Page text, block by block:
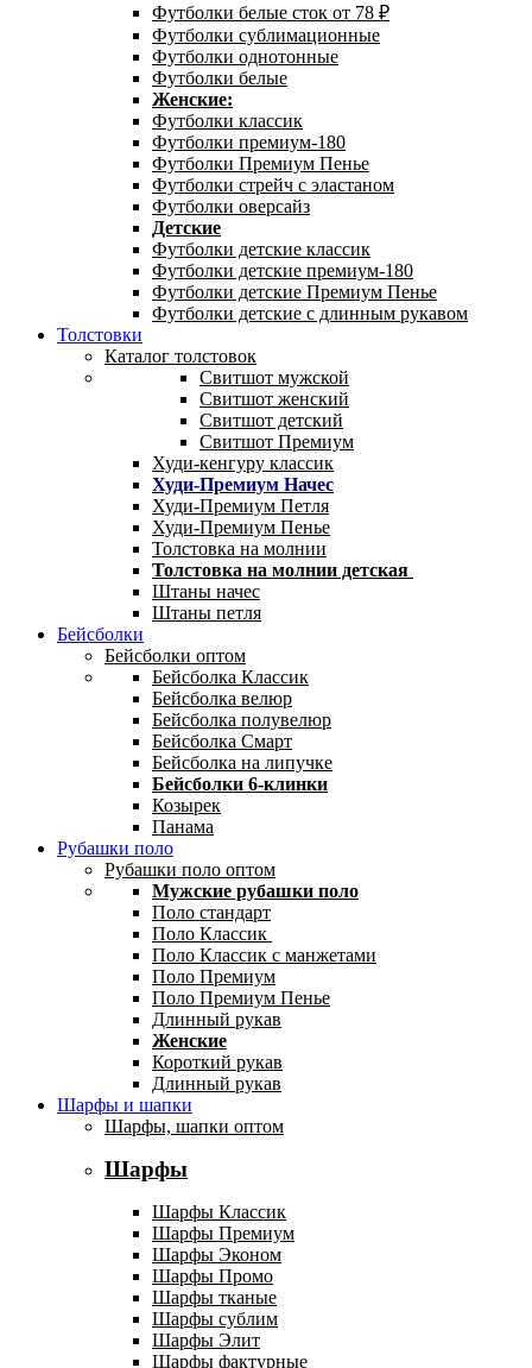
Футболки белые сток от 78 ₽
Футболки сублимационные
Футболки однотонные
Футболки белые
Женские:
Футболки классик
Футболки премиум-180
Футболки Премиум Пенье
Футболки стрейч с эластаном
Футболки оверсайз
Детские
Футболки детские классик
Футболки детские премиум-180
Футболки детские Премиум Пенье
Футболки детские с длинным рукавом
Толстовки
Каталог толстовок
Свитшот мужской
Свитшот женский
Свитшот детский
Свитшот Премиум
Худи-кенгуру классик
Худи-Премиум Начес
Худи-Премиум Петля
Худи-Премиум Пенье
Толстовка на молнии
Толстовка на молнии детская
Штаны начес
Штаны петля
Бейсболки
Бейсболки оптом
Бейсболка Классик
Бейсболка велюр
Бейсболка полувелюр
Бейсболка Смарт
Бейсболка на липучке
Бейсболки 6-клинки
Козырек
Панама
Рубашки поло
Рубашки поло оптом
Мужские рубашки поло
Поло стандарт
Поло Классик
Поло Классик с манжетами
Поло Премиум
Поло Премиум Пенье
Длинный рукав
Женские
Короткий рукав
Длинный рукав
Шарфы и шапки
Шарфы, шапки оптом
Шарфы
Шарфы Классик
Шарфы Премиум
Шарфы Эконом
Шарфы Промо
Шарфы тканые
Шарфы сублим
Шарфы Элит
Шарфы фактурные